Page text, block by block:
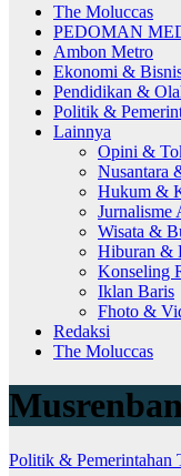
The Moluccas
PEDOMAN
Ambon Metro
Ekonomi &
Pendidikan &
Politik &
Lainnya
Opini &
Nusantara
Hukum &
Jurnalisme
Wisata &
Hiburan &
Konseling
Iklan Baris
Fhoto &
Redaksi
The Moluccas
Politik & Pemerintahan